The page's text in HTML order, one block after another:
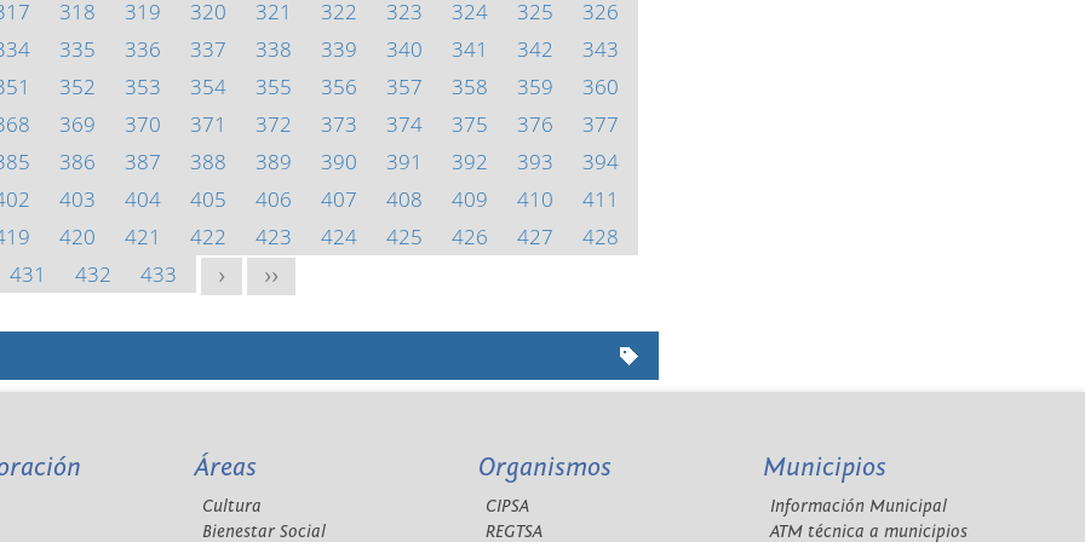
318 319 320 321 322 323 324 325
326
335 336 337 338 339 340 341 342
343
352 353 354 355 356 357 358 359
360
369 370 371 372 373 374 375 376
377
386 387 388 389 390 391 392 393
394
403 404 405 406 407 408 409 410
411
420 421 422 423 424 425 426 427
428
431
432 433 > >>
Áreas
Cultura
Bienestar Social
Organismos
CIPSA
REGTSA
Municipios
Información Municipal
ATM técnica a municipios